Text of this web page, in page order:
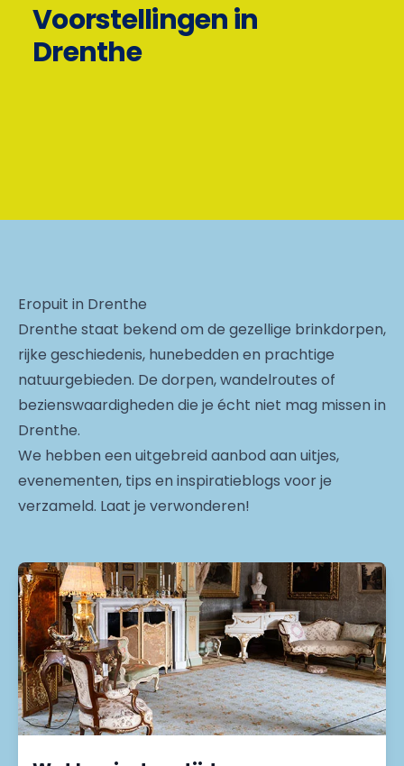
Voorstellingen in
Drenthe
Eropuit in Drenthe
Drenthe staat bekend om de gezellige brinkdorpen,
rijke geschiedenis, hunebedden en prachtige
natuurgebieden. De dorpen, wandelroutes of
bezienswaardigheden die je écht niet mag missen in
Drenthe.
We hebben een uitgebreid aanbod aan uitjes,
evenementen, tips en inspiratieblogs voor je
verzameld. Laat je verwonderen!